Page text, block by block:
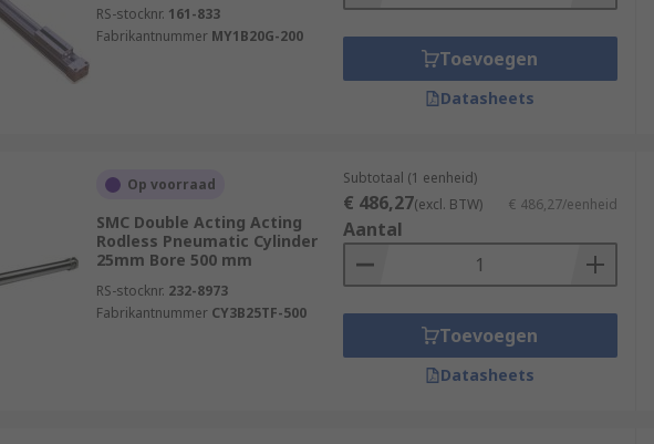
RS-stocknr. 161-833
Fabrikantnummer MY1B20G-200
Toevoegen
Datasheets
Op voorraad
SMC Double Acting Acting
Rodless Pneumatic Cylinder
25mm Bore 500 mm
RS-stocknr. 232-8973
Fabrikantnummer CY3B25TF-500
Subtotaal (1 eenheid)
€ 486,27(excl. BTW) € 486,27/eenheid
Aantal
Toevoegen
Datasheets